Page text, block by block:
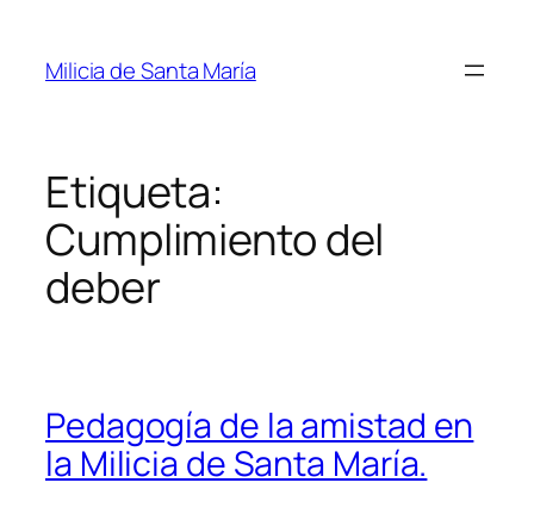
contenido
Milicia de Santa María
Etiqueta:
Cumplimiento del
deber
Pedagogía de la amistad en
la Milicia de Santa María.